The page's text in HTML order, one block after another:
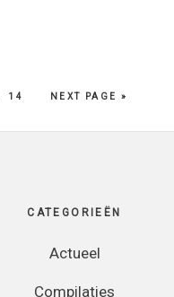
PAGE
14 NEXT PAGE »
CATEGORIEËN
Actueel
Compilaties